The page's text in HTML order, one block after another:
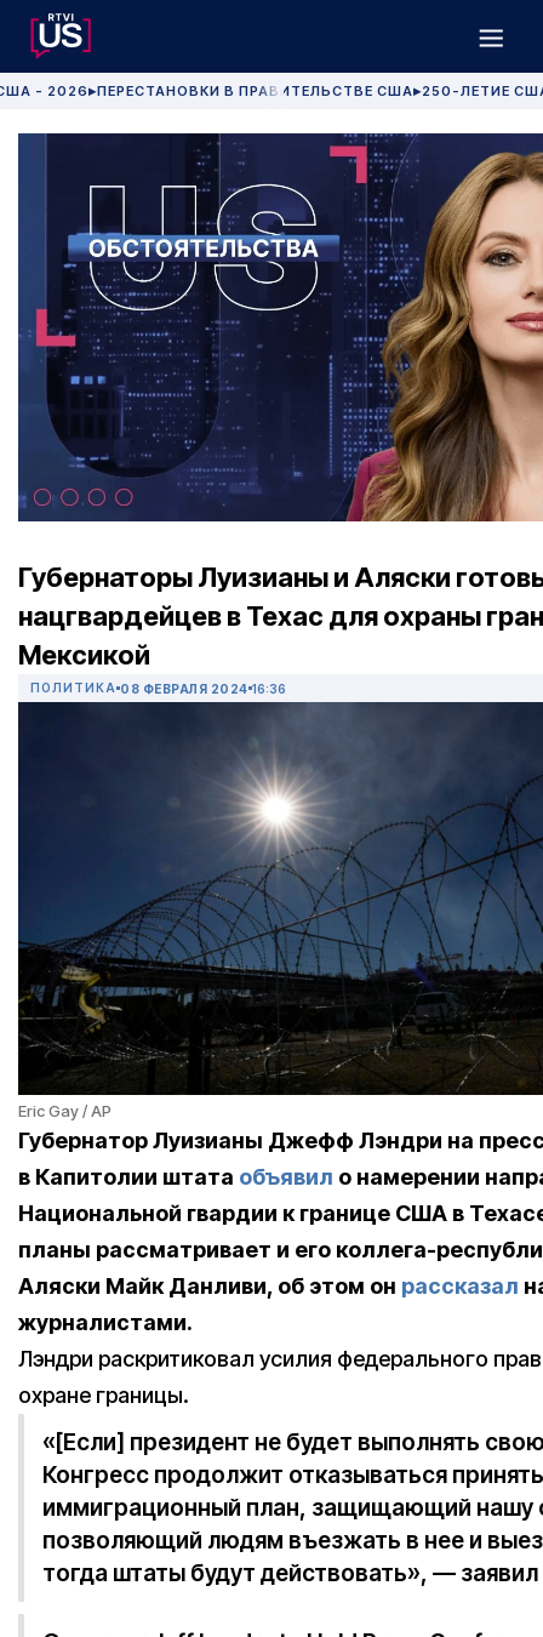
- 2026 ▶ПЕРЕСТАНОВКИ В ПРАВИТЕЛЬСТВЕ США▶250-ЛЕТИЕ
Губернаторы Луизианы и Аляски
нацгвардейцев в Техас для охраны
Мексикой
ПОЛИТИКА 08 ФЕВРАЛЯ 2024 16:36
Eric Gay / AP
Губернатор Луизианы Джефф Лэндри на
в Капитолии штата объявил о намерении
Национальной гвардии к границе США в
планы рассматривает и его коллега-
Аляски Майк Данливи, об этом он рассказал
журналистами.
Лэндри раскритиковал усилия федерального
охране границы.
«[Если] президент не будет выполнять
Конгресс продолжит отказываться
иммиграционный план, защищающий нашу
позволяющий людям въезжать в нее и
тогда штаты будут действовать», — заявил